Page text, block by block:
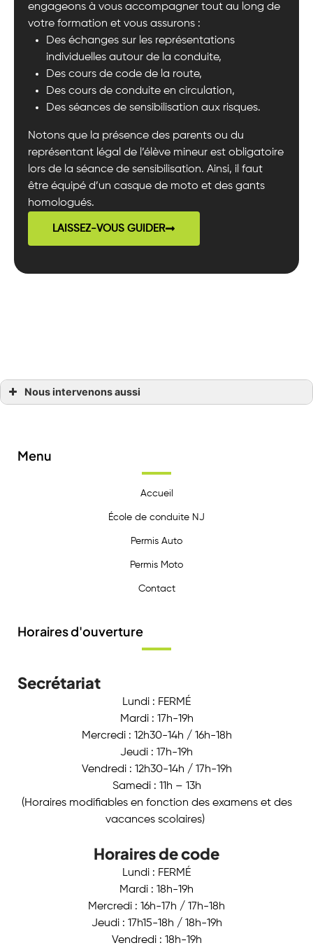
engageons à vous accompagner tout au long de
votre formation et vous assurons :
Des échanges sur les représentations
individuelles autour de la conduite,
Des cours de code de la route,
Des cours de conduite en circulation,
Des séances de sensibilisation aux risques.
Notons que la présence des parents ou du
représentant légal de l’élève mineur est obligatoire
lors de la séance de sensibilisation. Ainsi, il faut
être équipé d’un casque de moto et des gants
homologués.
LAISSEZ-VOUS GUIDER
Nous intervenons aussi
Permis moto Saint-Jean-sur-Mayenne
Menu
Accueil
École de conduite NJ
Permis Auto
Permis Moto
Contact
Horaires d'ouverture
Secrétariat
Lundi : FERMÉ
Mardi : 17h-19h
Mercredi : 12h30-14h / 16h-18h
Jeudi : 17h-19h
Vendredi : 12h30-14h / 17h-19h
Samedi : 11h – 13h
(Horaires modifiables en fonction des examens et des
vacances scolaires)
Horaires de code
Lundi : FERMÉ
Mardi : 18h-19h
Mercredi : 16h-17h / 17h-18h
Jeudi : 17h15-18h / 18h-19h
Vendredi : 18h-19h